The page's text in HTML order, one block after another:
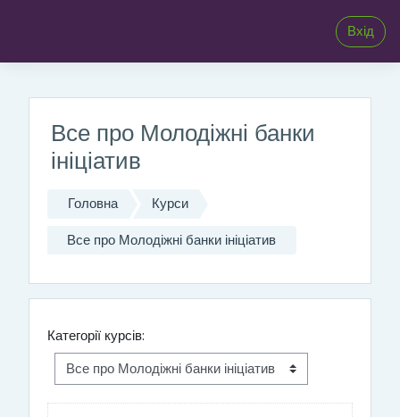
Вхід
Все про Молодіжні банки
ініціатив
Головна Курси
Все про Молодіжні банки ініціатив
Категорії курсів: